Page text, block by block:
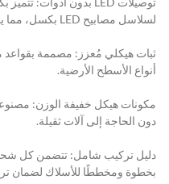
لسلاسل مصابيح LED بكسل، مما يضمن توصيلًا خاليًا من الأخطاء.
ثبات هيكلي مُعزز: مصممة بقواعد
أنواع الأسطح الأرضية.
مكونات هيكل خفيفة الوزن:
دون الحاجة إلى آلات ثقيلة.
بخطوة ومخططًا للأسلاك لضمان